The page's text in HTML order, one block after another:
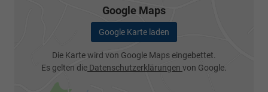
Google Maps
Google Karte laden
Die Karte wird von Google Maps eingebettet.
Es gelten die Datenschutzerklärungen von Google.